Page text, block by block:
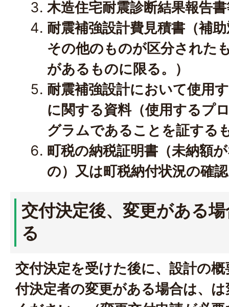
木造住宅耐震診断結果報告
耐震補強設計費見積書（補
その他のものが区分された
があるものに限る。）
耐震補強設計において使用
に関する資料（使用するプ
グラムであることを証する
町税の納税証明書（未納額
の）又は町税納付状況の確
交付決定後、変更がある
る
交付決定を受けた後に、設計の
付決定者の変更がある場合は、